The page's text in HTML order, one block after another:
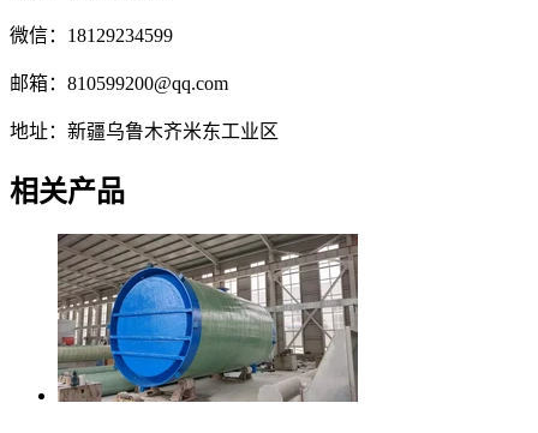
微信：18129234599
邮箱：810599200@qq.com
地址：新疆乌鲁木齐米东工业区
相关产品